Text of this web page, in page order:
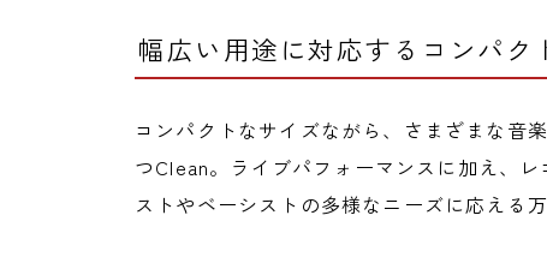
幅広い用途に対応するコンパク
コンパクトなサイズながら、さまざまな音
つClean。ライブパフォーマンスに加え、
ストやベーシストの多様なニーズに応える万